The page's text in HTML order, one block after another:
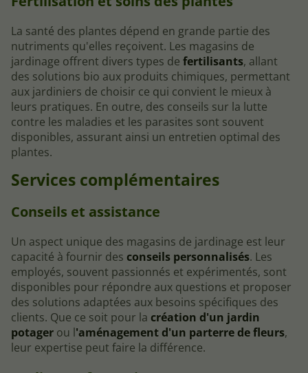
La santé des plantes dépend en grande partie des
nutriments qu'elles reçoivent. Les magasins de
jardinage offrent divers types de fertilisants, allant
des solutions bio aux produits chimiques, permettant
aux jardiniers de choisir ce qui convient le mieux à
leurs pratiques. En outre, des conseils sur la lutte
contre les maladies et les parasites sont souvent
disponibles, assurant ainsi un entretien optimal des
plantes.
Services complémentaires
Conseils et assistance
Un aspect unique des magasins de jardinage est leur
capacité à fournir des conseils personnalisés. Les
employés, souvent passionnés et expérimentés, sont
disponibles pour répondre aux questions et proposer
des solutions adaptées aux besoins spécifiques des
clients. Que ce soit pour la création d'un jardin
potager ou l'aménagement d'un parterre de fleurs,
leur expertise peut faire la différence.